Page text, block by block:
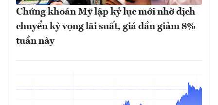
Chứng khoán Mỹ lập kỷ lục mới nhờ dịch
chuyển kỳ vọng lãi suất, giá dầu giảm 8%
tuần này